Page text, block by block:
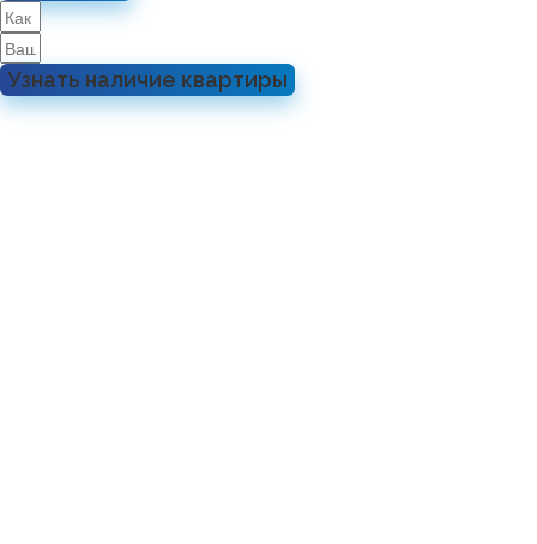
Узнать наличие квартиры